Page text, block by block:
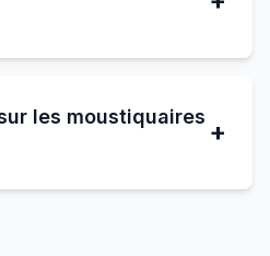
les moustiquaires +